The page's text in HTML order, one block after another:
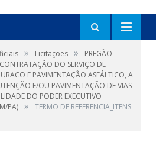
» Licitações »
PREGÃO
DO SERVIÇO DE
E PAVIMENTAÇÃO ASFÁLTICO, A
E/OU PAVIMENTAÇÃO DE VIAS
DO PODER EXECUTIVO
PA) »
TERMO DE REFERENCIA_ITENS